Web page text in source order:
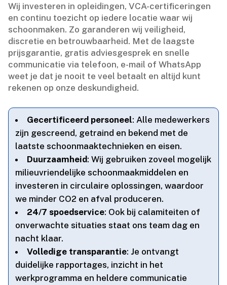
Wij investeren in opleidingen, VCA-certificeringen
en continu toezicht op iedere locatie waar wij
schoonmaken.​ Zo garanderen wij veiligheid,
discretie en betrouwbaarheid.​ Met de laagste
prijsgarantie, gratis adviesgesprek en snelle
communicatie via telefoon, e-mail of WhatsApp
weet je dat je nooit te veel betaalt en altijd kunt
rekenen op onze deskundigheid.​
Gecertificeerd personeel: Alle medewerkers
zijn gescreend, getraind en bekend met de
laatste schoonmaaktechnieken en eisen.​
Duurzaamheid: Wij gebruiken zoveel mogelijk
milieuvriendelijke schoonmaakmiddelen en
investeren in circulaire oplossingen, waardoor
we minder CO2 en afval produceren.​
24/7 spoedservice: Ook bij calamiteiten of
onverwachte situaties staat ons team dag en
nacht klaar.​
Volledige transparantie: Je ontvangt
duidelijke rapportages, inzicht in het
werkprogramma en heldere communicatie